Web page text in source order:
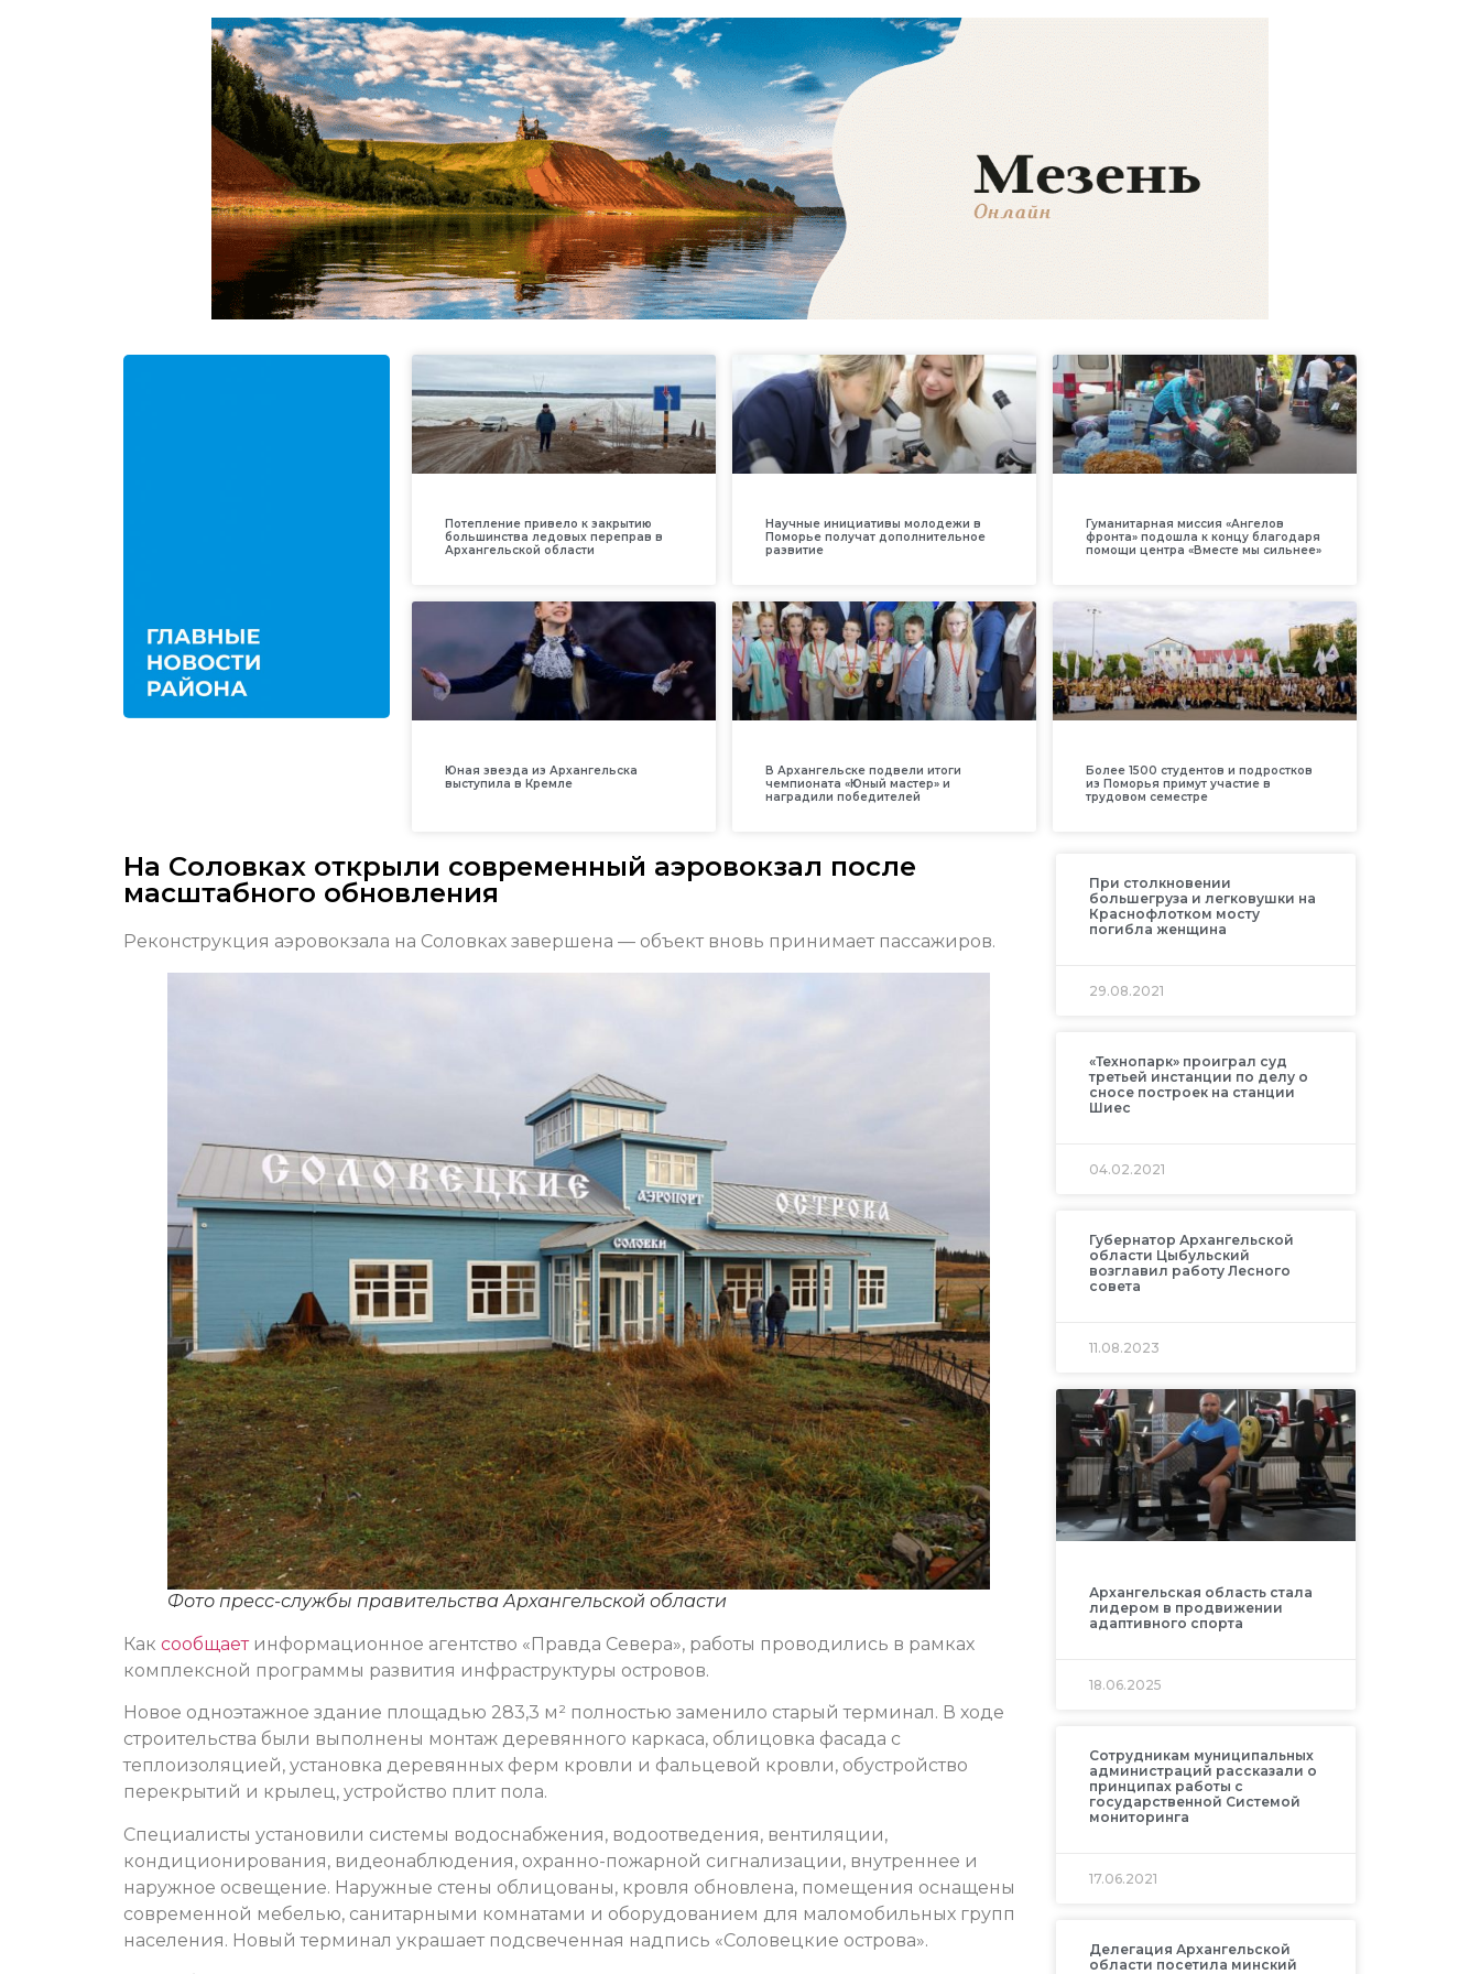
Потепление привело к закрытию
большинства ледовых переправ в
Архангельской области
Научные инициативы молодежи в
Поморье получат дополнительное
развитие
Гуманитарная миссия «Ангелов
фронта» подошла к концу благодаря
помощи центра «Вместе мы сильнее»
Юная звезда из Архангельска
выступила в Кремле
В Архангельске подвели итоги
чемпионата «Юный мастер» и
наградили победителей
Более 1500 студентов и подростков
из Поморья примут участие в
трудовом семестре
На Соловках открыли современный аэровокзал после
масштабного обновления
Реконструкция аэровокзала на Соловках завершена — объект вновь принимает пассажиров.
Фото пресс-службы правительства Архангельской области
Как сообщаетинформационное агентство «Правда Севера», работы проводились в рамках
комплексной программы развития инфраструктуры островов.
Новое одноэтажное здание площадью 283,3 м² полностью заменило старый терминал. В ходе
строительства были выполнены монтаж деревянного каркаса, облицовка фасада с
теплоизоляцией, установка деревянных ферм кровли и фальцевой кровли, обустройство
перекрытий и крылец, устройство плит пола.
Специалисты установили системы водоснабжения, водоотведения, вентиляции,
кондиционирования, видеонаблюдения, охранно-пожарной сигнализации, внутреннее и
наружное освещение. Наружные стены облицованы, кровля обновлена, помещения оснащены
современной мебелью, санитарными комнатами и оборудованием для маломобильных групп
населения. Новый терминал украшает подсвеченная надпись «Соловецкие острова».
При столкновении
большегруза и легковушки на
Краснофлотком мосту
погибла женщина
29.08.2021
«Технопарк» проиграл суд
третьей инстанции по делу о
сносе построек на станции
Шиес
04.02.2021
Губернатор Архангельской
области Цыбульский
возглавил работу Лесного
совета
11.08.2023
Архангельская область стала
лидером в продвижении
адаптивного спорта
18.06.2025
Сотрудникам муниципальных
администраций рассказали о
принципах работы с
государственной Системой
мониторинга
17.06.2021
Делегация Архангельской
области посетила минский